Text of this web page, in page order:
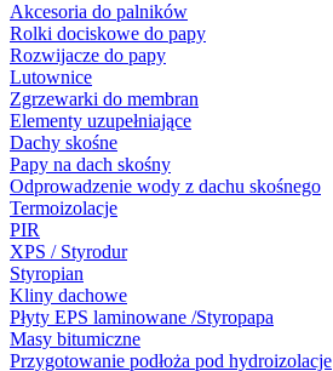
Akcesoria do palników
Rolki dociskowe do papy
Rozwijacze do papy
Lutownice
Zgrzewarki do membran
Elementy uzupełniające
Dachy skośne
Papy na dach skośny
Odprowadzenie wody z dachu skośnego
Termoizolacje
PIR
XPS / Styrodur
Styropian
Kliny dachowe
Płyty EPS laminowane /Styropapa
Masy bitumiczne
Przygotowanie podłoża pod hydroizolacje